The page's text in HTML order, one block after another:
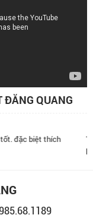
ĐĂNG QUANG
02 sản phẩm kính mắt
online của Cty rất thuận